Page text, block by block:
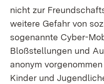
nicht zur
weitere Gefahr von
sogenannte Cyber-
Bloßstellungen und
anonym
Kinder und